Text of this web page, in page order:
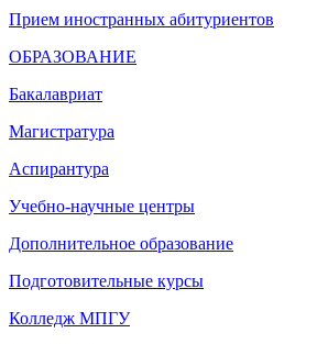
Прием иностранных абитуриентов
ОБРАЗОВАНИЕ
Бакалавриат
Магистратура
Аспирантура
Учебно-научные центры
Дополнительное образование
Подготовительные курсы
Колледж МПГУ